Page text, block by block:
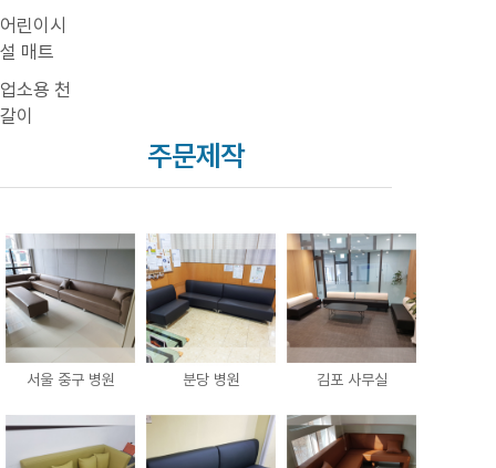
어린이시
설 매트
업소용 천
갈이
주문제작
서울 중구 병원 분당 병원 김포 사무실